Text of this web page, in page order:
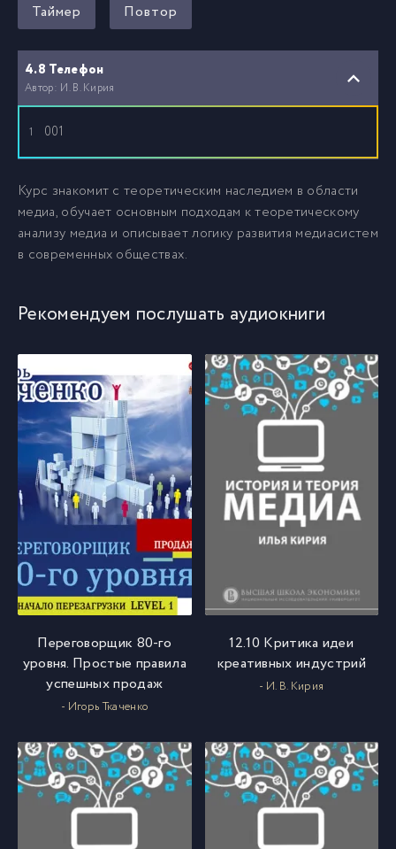
Таймер Повтор
4.8 Телефон
Автор: И. В. Кирия
1 001
Курс знакомит с теоретическим наследием в области
медиа, обучает основным подходам к теоретическому
анализу медиа и описывает логику развития медиасистем
в современных обществах.
Рекомендуем послушать аудиокниги
Переговорщик 80-го
уровня. Простые правила
успешных продаж
- Игорь Ткаченко
12.10 Критика идеи
креативных индустрий
- И. В. Кирия